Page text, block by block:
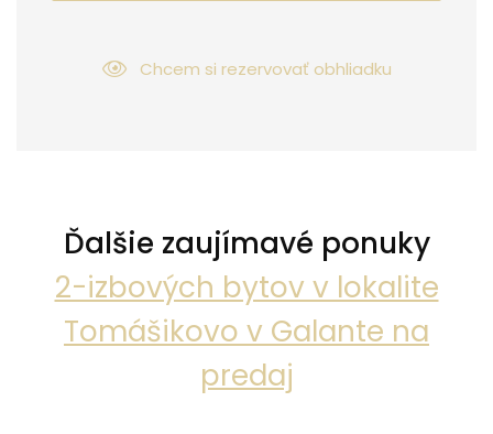
Chcem si rezervovať obhliadku
Ďalšie zaujímavé ponuky
2-izbových bytov v lokalite
Tomášikovo v Galante na
predaj